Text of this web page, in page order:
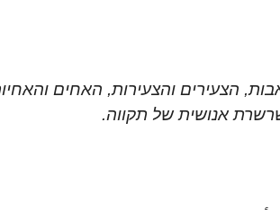
הצעירים והצעירות, האחים
אנושית של תקווה.